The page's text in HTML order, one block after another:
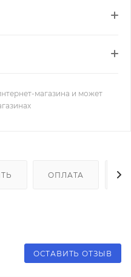
магазина и может
ОПЛАТА
ОСТАВИТЬ ОТЗЫВ